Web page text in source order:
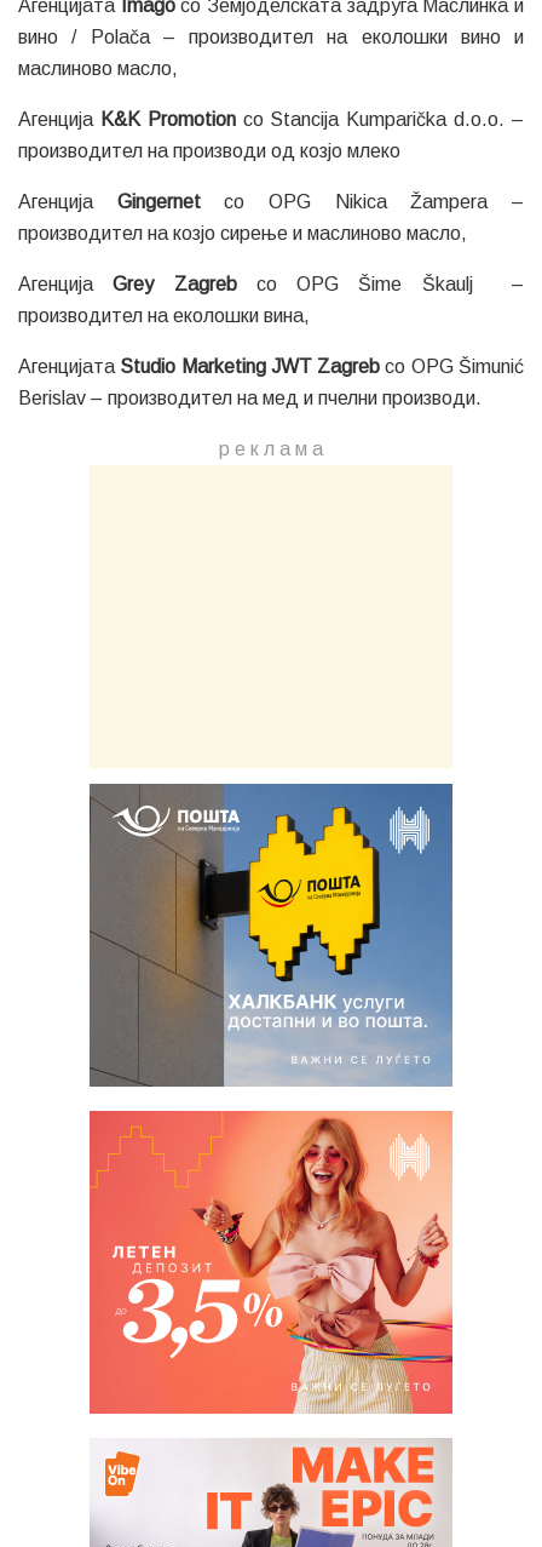
Агенцијата Imagoсо Земјоделската задруга Маслинка и
вино / Polača – производител на еколошки вино и
маслиново масло,
Агенција K&K Promotionсо Stancija Kumparička d.o.o. –
производител на производи од козјо млеко
Агенција Gingernetсо OPG Nikica Žampera –
производител на козјо сирење и маслиново масло,
АгенцијаGrey Zagrebсо OPG Šime Škaulj –
производител на еколошки вина,
АгенцијатаStudio Marketing JWT Zagreb со OPG Šimunić
Berislav – производител на мед и пчелни производи.
р е к л а м a